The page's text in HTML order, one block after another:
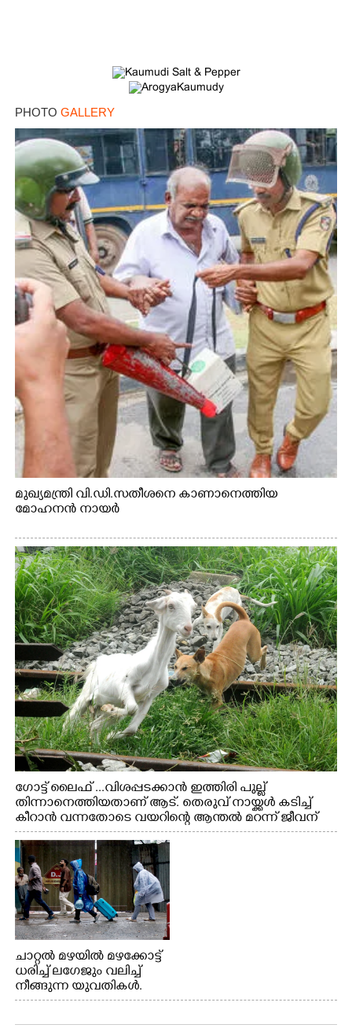
PHOTO GALLERY
മുഖ്യമന്ത്രി വി.ഡി.സതീശനെ കാണാനെത്തിയ
മോഹനൻ നായർ
ഗോട്ട് ലൈഫ് ...വിശപ്പടക്കാൻ ഇത്തിരി പുല്ല്
തിന്നാനെത്തിയതാണ് ആട്. തെരുവ് നായ്ക്കൾ കടിച്ച്
കീറാൻ വന്നതോടെ വയറിന്റെ ആന്തൽ മറന്ന് ജീവന്
വേണ്ടിയായി ഓട്ടം. എറണാകുളം വാത്തുരുത്തിയിൽ
നിന്നുള്ള കാഴ്ച
ചാറ്റൽ മഴയിൽ മഴക്കോട്ട്
ധരിച്ച് ലഗേജും വലിച്ച്
നീങ്ങുന്ന യുവതികൾ.
എറണാകുളം മേനകയിൽ